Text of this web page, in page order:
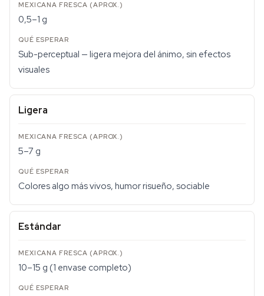
0,5–1 g
Sub-perceptual — ligera mejora del ánimo, sin efectos
visuales
Ligera
5–7 g
Colores algo más vivos, humor risueño, sociable
Estándar
10–15 g (1 envase completo)